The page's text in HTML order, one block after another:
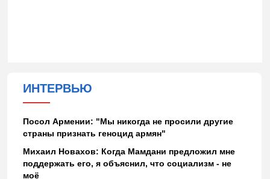
ИНТЕРВЬЮ
Посол Армении: "Мы никогда не просили другие
страны признать геноцид армян"
Михаил Новахов: Когда Мамдани предложил мне
поддержать его, я объяснил, что социализм - не
моё